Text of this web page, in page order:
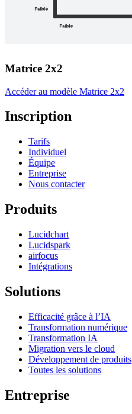
Matrice 2x2
Accéder au modèle Matrice 2x2
Inscription
Tarifs
Individuel
Équipe
Entreprise
Nous contacter
Produits
Lucidchart
Lucidspark
airfocus
Intégrations
Solutions
Efficacité grâce à l’IA
Transformation numérique
Transformation IA
Migration vers le cloud
Développement de produits
Toutes les solutions
Entreprise